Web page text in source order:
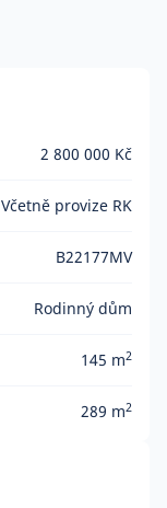
2 800 000 Kč
Včetně provize RK
B22177MV
Rodinný dům
145 m2
289 m2